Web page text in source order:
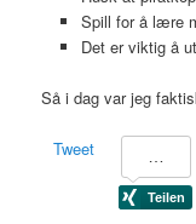
Spill for å lære
Det er viktig å
Så i dag var jeg
Tweet